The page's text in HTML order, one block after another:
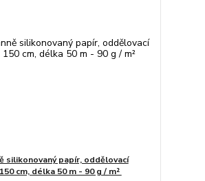
silikonovaný papír, oddělovací
cm, délka 50 m - 90 g / m²